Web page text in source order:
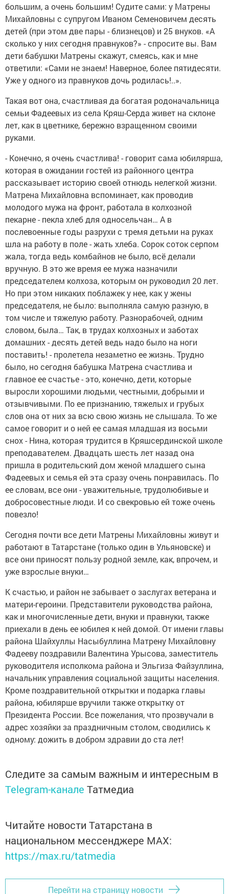
большим, а очень большим! Судите сами: у Матрены
Михайловны с супругом Иваном Семеновичем десять
детей (при этом две пары - близнецов) и 25 внуков. «А
сколько у них сегодня правнуков?» - спросите вы. Вам
дети бабушки Матрены скажут, смеясь, как и мне
ответили: «Сами не знаем! Наверное, более пятидесяти.
Уже у одного из правнуков дочь родилась!..».
Такая вот она, счастливая да богатая родоначальница
семьи Фадеевых из села Кряш-Серда живет на склоне
лет, как в цветнике, бережно взращенном своими
руками.
- Конечно, я очень счастлива! - говорит сама юбилярша,
которая в ожидании гостей из районного центра
рассказывает историю своей отнюдь нелегкой жизни.
Матрена Михайловна вспоминает, как проводив
молодого мужа на фронт, работала в колхозной
пекарне - пекла хлеб для односельчан… А в
послевоенные годы разрухи с тремя детьми на руках
шла на работу в поле - жать хлеба. Сорок соток серпом
жала, тогда ведь комбайнов не было, всё делали
вручную. В это же время ее мужа назначили
председателем колхоза, которым он руководил 20 лет.
Но при этом никаких поблажек у нее, как у жены
председателя, не было: выполняла самую разную, в
том числе и тяжелую работу. Разнорабочей, одним
словом, была… Так, в трудах колхозных и заботах
домашних - десять детей ведь надо было на ноги
поставить! - пролетела незаметно ее жизнь. Трудно
было, но сегодня бабушка Матрена счастлива и
главное ее счастье - это, конечно, дети, которые
выросли хорошими людьми, честными, добрыми и
отзывчивыми. По ее признанию, тяжелых и грубых
слов она от них за всю свою жизнь не слышала. То же
самое говорит и о ней ее самая младшая из восьми
снох - Нина, которая трудится в Кряшсердинской школе
преподавателем. Двадцать шесть лет назад она
пришла в родительский дом женой младшего сына
Фадеевых и семья ей эта сразу очень понравилась. По
ее словам, все они - уважительные, трудолюбивые и
добросовестные люди. И со свекровью ей тоже очень
повезло!
Сегодня почти все дети Матрены Михайловны живут и
работают в Татарстане (только один в Ульяновске) и
все они приносят пользу родной земле, как, впрочем, и
уже взрослые внуки…
К счастью, и район не забывает о заслугах ветерана и
матери-героини. Представители руководства района,
как и многочисленные дети, внуки и правнуки, также
приехали в день ее юбилея к ней домой. От имени главы
района Шайхуллы Насыбуллина Матрену Михайловну
Фадееву поздравили Валентина Урысова, заместитель
руководителя исполкома района и Эльгиза Файзуллина,
начальник управления социальной защиты населения.
Кроме поздравительной открытки и подарка главы
района, юбилярше вручили также открытку от
Президента России. Все пожелания, что прозвучали в
адрес хозяйки за праздничным столом, сводились к
одному: дожить в добром здравии до ста лет!
Следите за самым важным и интересным в
Telegram-канале Татмедиа
Читайте новости Татарстана в
национальном мессенджере MАХ:
https://max.ru/tatmedia
Перейти на страницу новости